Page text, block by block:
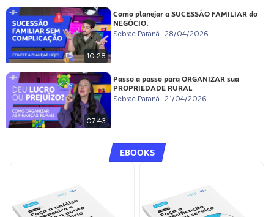
10:28
Como planejar a SUCESSÃO FAMILIAR do
NEGÓCIO.
Sebrae Paraná 28/04/2026
07:43
Passo a passo para ORGANIZAR sua
PROPRIEDADE RURAL
Sebrae Paraná 21/04/2026
EBOOKS